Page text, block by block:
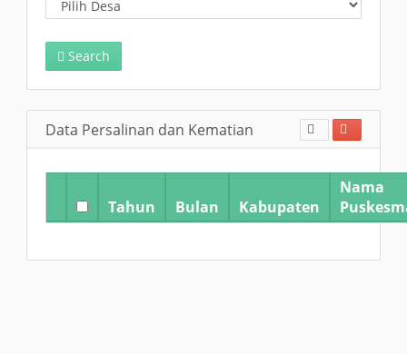
Search
Data Persalinan dan Kematian
Tahun Bulan Kabupaten
Nama